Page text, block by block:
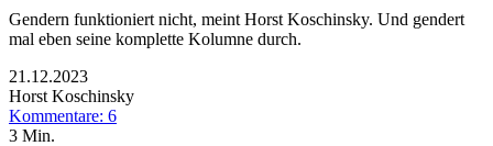
Gendern funktioniert nicht, meint Horst Koschinsky. Und gendert
mal eben seine komplette Kolumne durch.
21.12.2023
Horst Koschinsky
Kommentare: 6
3 Min.